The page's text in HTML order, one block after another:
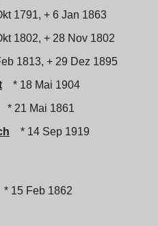
1791, + 6 Jan 1863
1802, + 28 Nov 1802
1813, + 29 Dez 1895
* 18 Mai 1904
* 21 Mai 1861
* 14 Sep 1919
* 15 Feb 1862